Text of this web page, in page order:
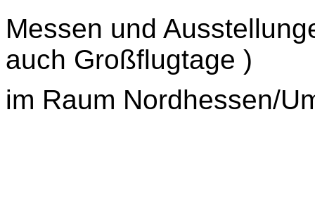
Messen und
auch Großflugtage )
im Raum Nordhessen/